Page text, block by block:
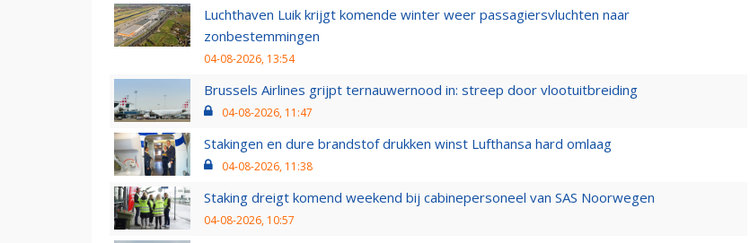
Luchthaven Luik krijgt komende winter weer passagiersvluchten naar
zonbestemmingen
04-08-2026, 13:54
Brussels Airlines grijpt ternauwernood in: streep door vlootuitbreiding
04-08-2026, 11:47
Stakingen en dure brandstof drukken winst Lufthansa hard omlaag
04-08-2026, 11:38
Staking dreigt komend weekend bij cabinepersoneel van SAS Noorwegen
04-08-2026, 10:57